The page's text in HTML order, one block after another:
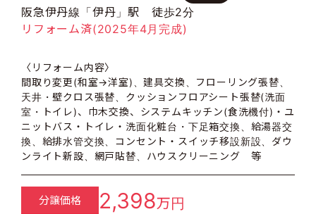
阪急伊丹線「伊丹」駅 徒歩2分
リフォーム済(2025年4月完成)
〈リフォーム内容〉
間取り変更(和室→洋室)、建具交換、フローリング張替、
天井・壁クロス張替、クッションフロアシート張替(洗面
室・トイレ)、巾木交換、システムキッチン(食洗機付)・ユ
ニットバス・トイレ・洗面化粧台・下足箱交換、給湯器交
換、給排水管交換、コンセント・スイッチ移設新設、ダウ
ンライト新設、網戸貼替、ハウスクリーニング 等
分譲価格 2,398万円